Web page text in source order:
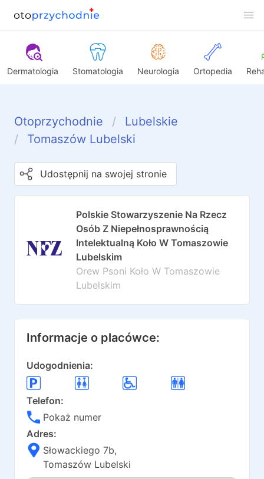
Dermatologia Stomatologia Neurologia Ortopedia
Otoprzychodnie
Lubelskie
Tomaszów Lubelski
Udostępnij na swojej stronie
Polskie Stowarzyszenie Na Rzecz
Osób Z Niepełnosprawnością
Intelektualną Koło W Tomaszowie
Lubelskim
Orew Psoni Koło W Tomaszowie
Lubelskim
Informacje o placówce:
Udogodnienia:
Telefon:
Pokaż numer
Adres:
Słowackiego 7b,
Tomaszów Lubelski